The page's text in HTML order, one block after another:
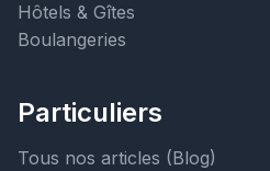
Hôtels & Gîtes
Boulangeries
Particuliers
Tous nos articles (Blog)